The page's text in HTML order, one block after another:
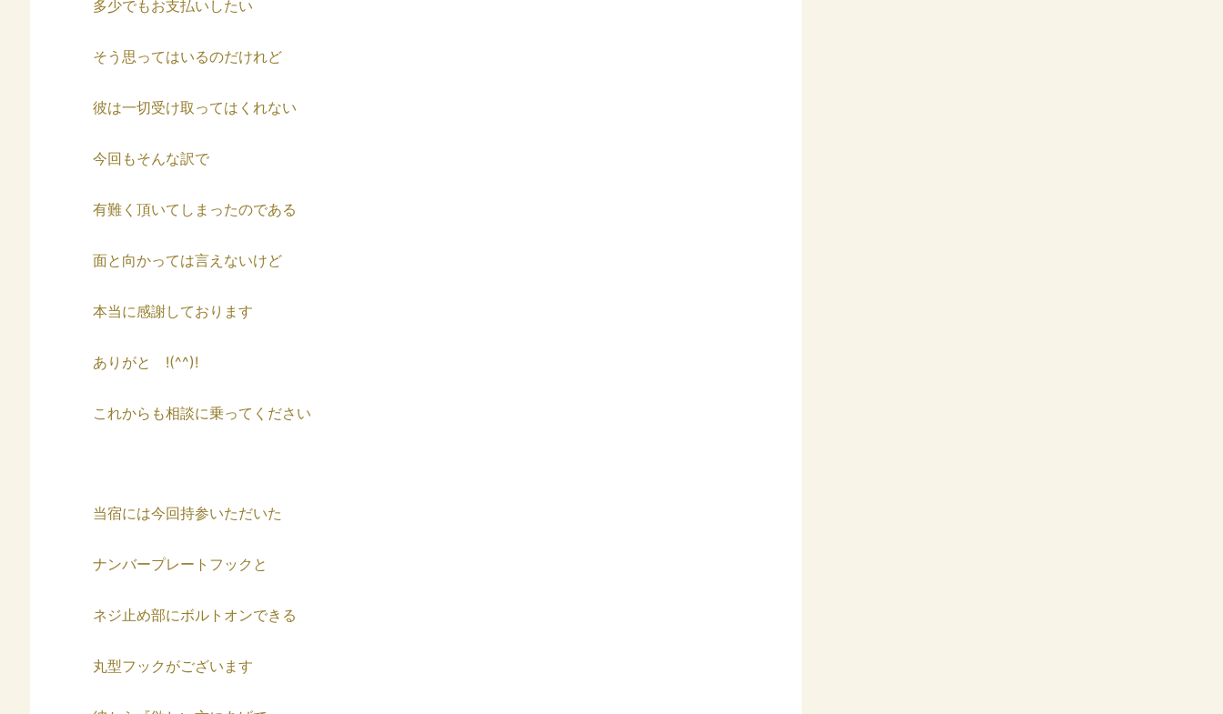
多少でもお支払いしたい
そう思ってはいるのだけれど
彼は一切受け取ってはくれない
今回もそんな訳で
有難く頂いてしまったのである
面と向かっては言えないけど
本当に感謝しております
ありがと !(^^)!
これからも相談に乗ってください
当宿には今回持参いただいた
ナンバープレートフックと
ネジ止め部にボルトオンできる
丸型フックがございます